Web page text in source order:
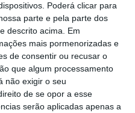
Poderá clicar para
parte e pela parte dos
descrito acima. Em
mais pormenorizadas e
de consentir ou recusar o
que algum processamento
não exigir o seu
de se opor a esse
serão aplicadas apenas a
no total de
Apesar da diminuição
cheque entre 2013 e
com este
decresceram
de euros.